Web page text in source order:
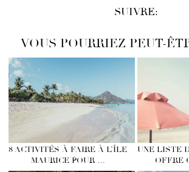
SUIVRE:
VOUS POURRIEZ PEUT-
8 ACTIVITÉS À FAIRE À L’ÎLE
MAURICE POUR …
UNE LISTE
OFFRE